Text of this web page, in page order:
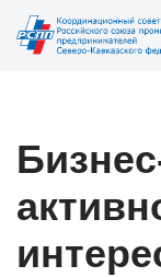
Перейти